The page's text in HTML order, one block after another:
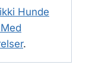
Hunde
.